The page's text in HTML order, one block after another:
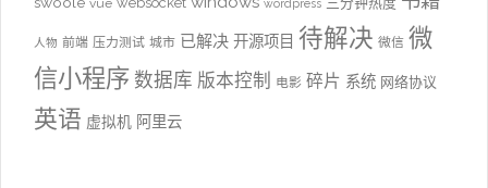
vue wordpress
人物 前端 压力测试 城市 已解决 开源项目 待解决 微信 微
信小程序 数据库 版本控制 电影 碎片 系统 网络协议
英语 虚拟机 阿里云